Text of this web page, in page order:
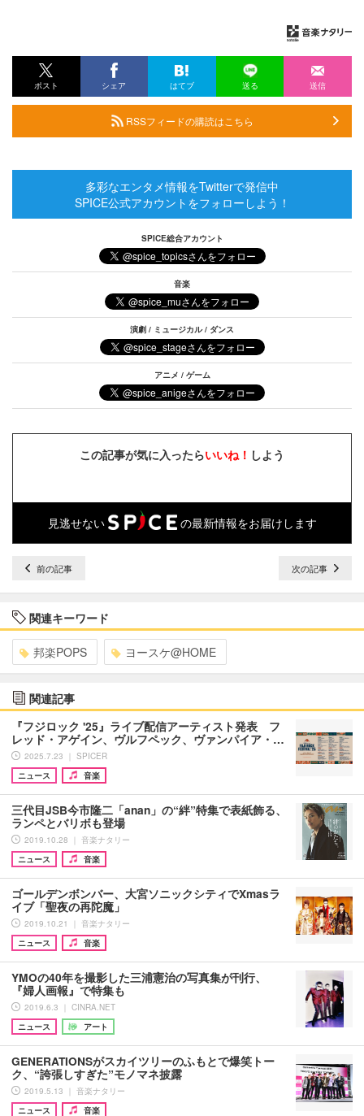
ポスト シェア はてブ 送る 送信
RSSフィードの購読はこちら
多彩なエンタメ情報をTwitterで発信中
SPICE公式アカウントをフォローしよう！
SPICE総合アカウント
音楽
演劇 / ミュージカル / ダンス
アニメ / ゲーム
この記事が気に入ったらいいね！ しよう
見逃せない の最新情報をお届けします
前の記事 次の記事
関連キーワード
邦楽POPS ヨースケ@HOME
関連記事
『フジロック '25』ライブ配信アーティスト発表 フ
レッド・アゲイン、ヴルフペック、ヴァンパイア・…
2025.7.23 ｜ SPICER
ニュース
音楽
三代目JSB今市隆二「anan」の“絆”特集で表紙飾る、
ランペとバリボも登場
2019.10.28 ｜ 音楽ナタリー
ニュース
音楽
ゴールデンボンバー、大宮ソニックシティでXmasラ
イブ「聖夜の再陀魔」
2019.10.21 ｜ 音楽ナタリー
ニュース
音楽
YMOの40年を撮影した三浦憲治の写真集が刊行、
『婦人画報』で特集も
2019.6.3 ｜ CINRA.NET
ニュース
アート
GENERATIONSがスカイツリーのふもとで爆笑トー
ク、“誇張しすぎた”モノマネ披露
2019.5.13 ｜ 音楽ナタリー
ニュース
音楽